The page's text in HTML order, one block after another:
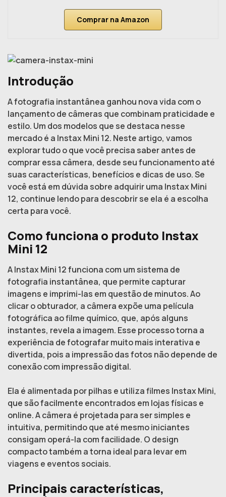
Comprar na Amazon
Introdução
A fotografia instantânea ganhou nova vida com o
lançamento de câmeras que combinam praticidade e
estilo. Um dos modelos que se destaca nesse
mercado é a Instax Mini 12. Neste artigo, vamos
explorar tudo o que você precisa saber antes de
comprar essa câmera, desde seu funcionamento até
suas características, benefícios e dicas de uso. Se
você está em dúvida sobre adquirir uma Instax Mini
12, continue lendo para descobrir se ela é a escolha
certa para você.
Como funciona o produto Instax
Mini 12
A Instax Mini 12 funciona com um sistema de
fotografia instantânea, que permite capturar
imagens e imprimi-las em questão de minutos. Ao
clicar o obturador, a câmera expõe uma película
fotográfica ao filme químico, que, após alguns
instantes, revela a imagem. Esse processo torna a
experiência de fotografar muito mais interativa e
divertida, pois a impressão das fotos não depende de
conexão com impressão digital.
Ela é alimentada por pilhas e utiliza filmes Instax Mini,
que são facilmente encontrados em lojas físicas e
online. A câmera é projetada para ser simples e
intuitiva, permitindo que até mesmo iniciantes
consigam operá-la com facilidade. O design
compacto também a torna ideal para levar em
viagens e eventos sociais.
Principais características,